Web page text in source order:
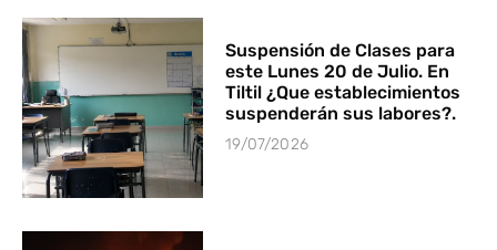
Suspensión de Clases para
este Lunes 20 de Julio. En
Tiltil ¿Que establecimientos
suspenderán sus labores?.
19/07/2026